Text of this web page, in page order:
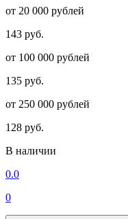
от 20 000 рублей
143 руб.
от 100 000 рублей
135 руб.
от 250 000 рублей
128 руб.
В наличии
0.0
0